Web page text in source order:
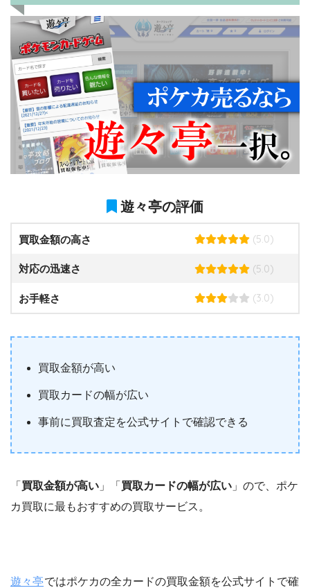
遊々亭の評価
買取金額の高さ (5.0)
対応の迅速さ (5.0)
お手軽さ (3.0)
買取金額が高い
買取カードの幅が広い
事前に買取査定を公式サイトで確認できる
「 買取金額が高い 」「 買取カードの幅が広い 」ので、ポケ
カ買取に最もおすすめの買取サービス。
遊々亭ではポケカの全カードの買取金額を公式サイトで確